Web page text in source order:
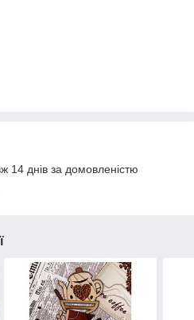
14 днів за домовленістю